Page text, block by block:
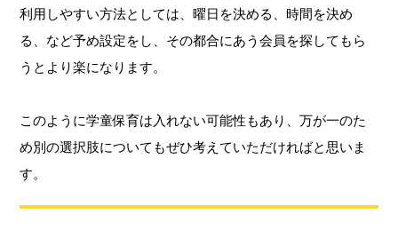
利用しやすい方法としては、曜日を決める、時間を決め
る、など予め設定をし、その都合にあう会員を探してもら
うとより楽になります。
このように学童保育は入れない可能性もあり、万が一のた
め別の選択肢についてもぜひ考えていただければと思いま
す。